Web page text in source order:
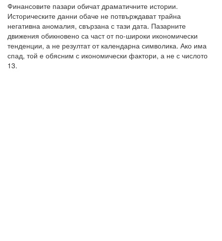
Финансовите пазари обичат драматичните истории.
Историческите данни обаче не потвърждават трайна
негативна аномалия, свързана с тази дата. Пазарните
движения обикновено са част от по-широки икономически
тенденции, а не резултат от календарна символика. Ако има
спад, той е обясним с икономически фактори, а не с числото
13.